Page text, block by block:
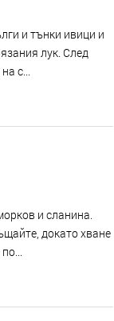
и тънки ивици и
лук. След
с...
и сланина.
докато хване